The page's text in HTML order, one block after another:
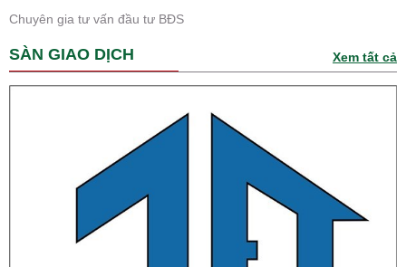
Chuyên gia tư vấn đầu tư BĐS
SÀN GIAO DỊCH Xem tất cả